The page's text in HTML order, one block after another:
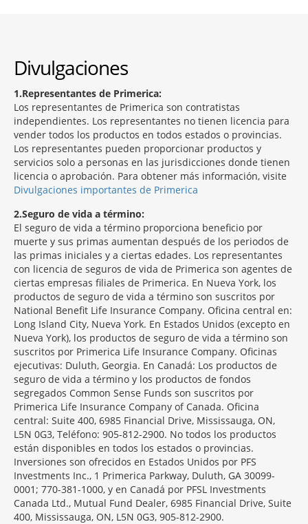
Divulgaciones
1 Representantes de Primerica:
Los representantes de Primerica son contratistas
independientes. Los representantes no tienen licencia para
vender todos los productos en todos estados o provincias.
Los representantes pueden proporcionar productos y
servicios solo a personas en las jurisdicciones donde tienen
licencia o aprobación. Para obtener más información, visite
Divulgaciones importantes de Primerica
2 Seguro de vida a término:
El seguro de vida a término proporciona beneficio por
muerte y sus primas aumentan después de los periodos de
las primas iniciales y a ciertas edades. Los representantes
con licencia de seguros de vida de Primerica son agentes de
ciertas empresas filiales de Primerica. En Nueva York, los
productos de seguro de vida a término son suscritos por
National Benefit Life Insurance Company. Oficina central en:
Long Island City, Nueva York. En Estados Unidos (excepto en
Nueva York), los productos de seguro de vida a término son
suscritos por Primerica Life Insurance Company. Oficinas
ejecutivas: Duluth, Georgia. En Canadá: Los productos de
seguro de vida a término y los productos de fondos
segregados Common Sense Funds son suscritos por
Primerica Life Insurance Company of Canada. Oficina
central: Suite 400, 6985 Financial Drive, Mississauga, ON,
L5N 0G3, Teléfono: 905-812-2900. No todos los productos
están disponibles en todos los estados o provincias.
Inversiones son ofrecidos en Estados Unidos por PFS
Investments Inc., 1 Primerica Parkway, Duluth, GA 30099-
0001; 770-381-1000, y en Canadá por PFSL Investments
Canada Ltd., Mutual Fund Dealer, 6985 Financial Drive, Suite
400, Mississauga, ON, L5N 0G3, 905-812-2900.